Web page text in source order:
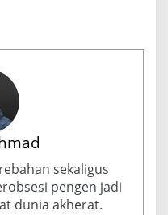
sekaligus
pengen jadi
dunia akherat.